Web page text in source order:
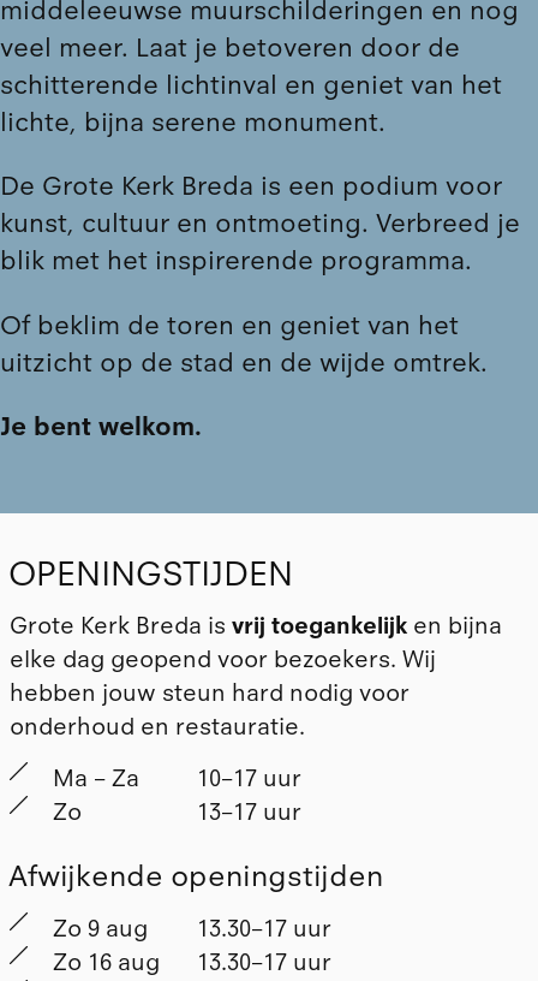
middeleeuwse muurschilderingen en nog
veel meer. Laat je betoveren door de
schitterende lichtinval en geniet van het
lichte, bijna serene monument.
De Grote Kerk Breda is een podium voor
kunst, cultuur en ontmoeting. Verbreed je
blik met het inspirerende programma.
Of beklim de toren en geniet van het
uitzicht op de stad en de wijde omtrek.
Je bent welkom.
OPENINGSTIJDEN
Grote Kerk Breda isvrij toegankelijk en bijna
elke dag geopend voor bezoekers. Wij
hebben jouw steun hard nodig voor
onderhoud en restauratie.
Ma – Za
10–17 uur
Zo
13–17 uur
Afwijkende openingstijden
Zo 9 aug
13.30–17 uur
Zo 16 aug
13.30–17 uur